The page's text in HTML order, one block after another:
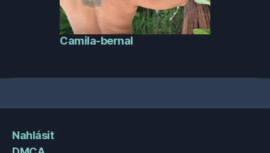
Camila-bernal
Nahlásit